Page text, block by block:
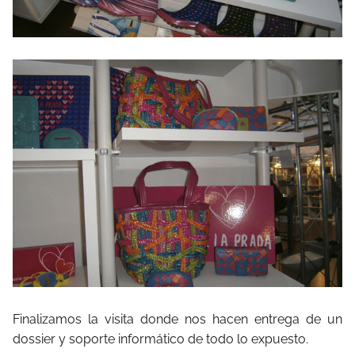
Finalizamos la visita donde nos hacen entrega de un
dossier y soporte informático de todo lo expuesto.